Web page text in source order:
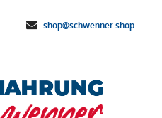
shop@schwenner.shop